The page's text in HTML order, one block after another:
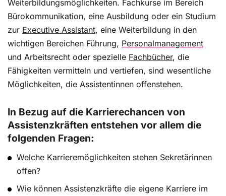
Kommunikation am Laufen hält und das operative
Tagesgeschäft sichert, ist unverzichtbar....
Der große working@office Gehaltsreport 2025
Wirtschaftspolitisch ist die Lage derzeit
Herausforderungen auch Chancen für die
persönliche Entwicklung im Job? Wie viel Office-
Kräfte aktuell verdienen können und welche Skills
künftig gefragt sind, hat working@office Fachleute
gefragt.
Weiterbildungsmöglichkeiten. Fachkurse im Bereich
Bürokommunikation, eine Ausbildung oder ein Studium
zur Executive Assistant, eine Weiterbildung in den
wichtigen Bereichen Führung, Personalmanagement
und Arbeitsrecht oder spezielle Fachbücher, die
Fähigkeiten vermitteln und vertiefen, sind wesentliche
Möglichkeiten, die Assistentinnen offenstehen.
In Bezug auf die Karrierechancen von
Assistenzkräften entstehen vor allem die
folgenden Fragen:
Welche Karrieremöglichkeiten stehen Sekretärinnen
offen?
Wie können Assistenzkräfte die eigene Karriere im